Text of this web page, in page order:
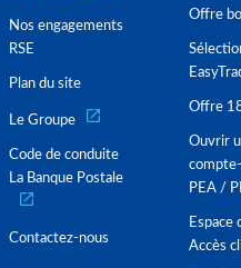
Nos engagements
RSE
Plan du site
Le Groupe
Code de conduite
La Banque Postale
Contactez-nous
Offre
Offre
Ouvrir
PEA /
Espace
Accès